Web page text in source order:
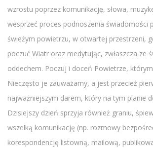
wzrostu poprzez komunikację, słowa,
wesprzeć proces podnoszenia świadomości
świeżym powietrzu, w otwartej przestrzeni,
poczuć Wiatr oraz medytując, zwłaszcza ze
oddechem. Poczuj i doceń Powietrze,
Nieczęsto je zauważamy, a jest przecież
najważniejszym darem, który na tym planie
Dzisiejszy dzień sprzyja również graniu,
wszelką komunikację (np. rozmowy
korespondencję listowną, mailową,